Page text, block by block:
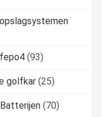
(93)
golfkar (25)
(70)